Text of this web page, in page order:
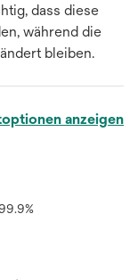
dass diese
während die
bleiben.
anzeigen